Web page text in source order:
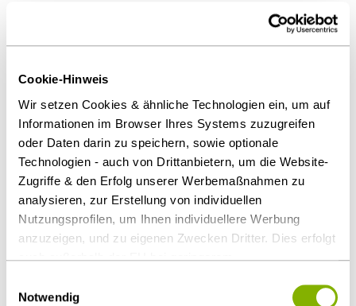
Cookie-Hinweis
Wir setzen Cookies & ähnliche Technologien ein, um auf
Informationen im Browser Ihres Systems zuzugreifen
oder Daten darin zu speichern, sowie optionale
Technologien - auch von Drittanbietern, um die Website-
Zugriffe & den Erfolg unserer Werbemaßnahmen zu
analysieren, zur Erstellung von individuellen
Nutzungsprofilen, um Ihnen individuellere Werbung
anzuzeigen, und zu eigenen Zwecken Dritter. Dies erfolgt
auch außerhalb der EU bei geringerem
Regelungen das Risiko des staatlichen Zugriffs &
Notwendig
Unschuld beinhalten. Jedenfalls enthalten sie keinen
konkreten Fall auf die Frage nicht wahrheitsgemäß
Land NRW auch keine Kündigung wegen der
Falschauskunft aus dem Bewerbungsverfahren
aussprechen. Eine solche Kündigung sei
sittenwidrig, da sie gegen die
datenschutzrechtlichen Bestimmungen verstoße und
letztlich das verfassungsrechtlich garantierte Recht
auf informationelle Selbstbestimmung gefährde.